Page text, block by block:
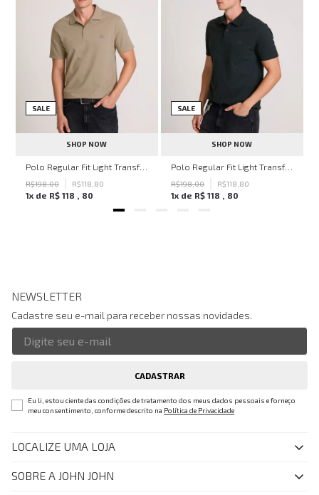
SALE
SHOP NOW
Polo Regular Fit Light Transfer Bege Médio John John Masculina
R$198,00 R$118 80
1x de R$ 118 , 80
SALE
SHOP NOW
Polo Regular Fit Light Transfer Verde Escuro John John Masculina
R$198,00 R$118 80
1x de R$ 118 , 80
NEWSLETTER
Cadastre seu e-mail para receber nossas novidades.
CADASTRAR
Eu li, estou ciente das condições de tratamento dos meus dados pessoais e forneço
meu consentimento, conforme descrito na Política de Privacidade
LOCALIZE UMA LOJA
SOBRE A JOHN JOHN